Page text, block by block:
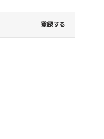
登録する